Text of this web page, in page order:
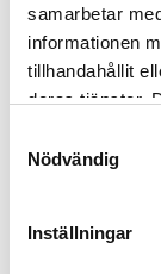
samarbetar
informationen
tillhandahållit
deras tjänster.
kakor (cookies)
Nödvändig
Inställningar
Galleri